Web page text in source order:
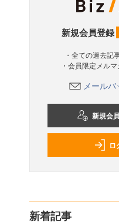
新規会員登録
・全ての過去記
・会員限定メル
メール
新規会
ロ
新着記事